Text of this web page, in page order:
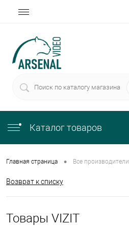
Каталог товаров
Главная страница • Все производители
Возврат к списку
Товары VIZIT